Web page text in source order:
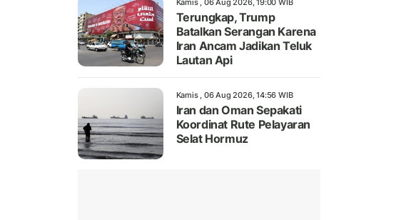
Kamis , 06 Aug 2026, 19:00 WIB
Terungkap, Trump
Batalkan Serangan Karena
Iran Ancam Jadikan Teluk
Lautan Api
Kamis , 06 Aug 2026, 14:56 WIB
Iran dan Oman Sepakati
Koordinat Rute Pelayaran
Selat Hormuz